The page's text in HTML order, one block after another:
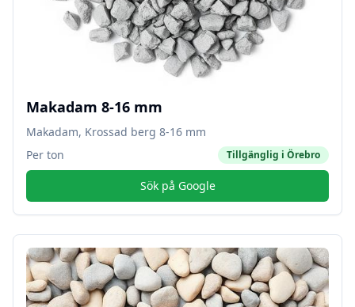
Makadam 8-16 mm
Makadam, Krossad berg 8-16 mm
Per ton
Tillgänglig i Örebro
Sök på Google